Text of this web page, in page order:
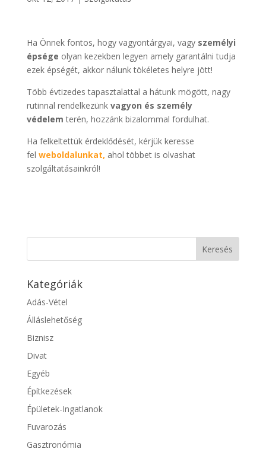
Ha Önnek fontos, hogy vagyontárgyai, vagy személyi
épsége olyan kezekben legyen amely garantálni tudja
ezek épségét, akkor nálunk tökéletes helyre jött!
Több évtizedes tapasztalattal a hátunk mögött, nagy
rutinnal rendelkezünk vagyon és személy
védelem terén, hozzánk bizalommal fordulhat.
Ha felkeltettük érdeklődését, kérjük keresse
fel weboldalunkat, ahol többet is olvashat
szolgáltatásainkról!
Kategóriák
Adás-Vétel
Álláslehetőség
Biznisz
Divat
Egyéb
Építkezések
Épületek-Ingatlanok
Fuvarozás
Gasztronómia